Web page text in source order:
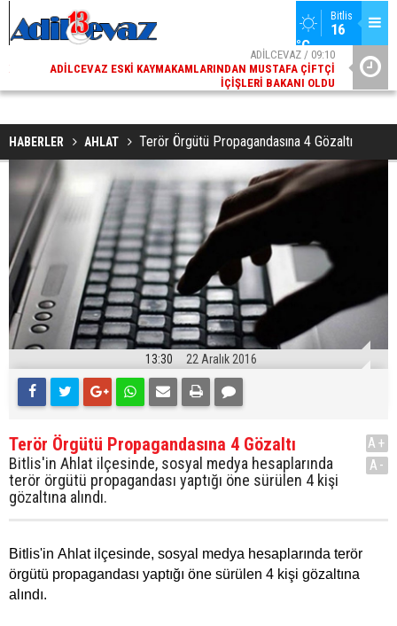
Bitlis
16
°C
ADİLCEVAZ / 09:10
ADILCEVAZ ESKI KAYMAKAMLARINDAN MUSTAFA ÇIFTÇI
İÇIŞLERI BAKANI OLDU
HABERLER AHLAT Terör Örgütü Propagandasına 4 Gözaltı
13:30 22 Aralık 2016
Terör Örgütü Propagandasına 4 Gözaltı
Bitlis'in Ahlat ilçesinde, sosyal medya hesaplarında
terör örgütü propagandası yaptığı öne sürülen 4 kişi
gözaltına alındı.
A+
A-
Bitlis'in Ahlat ilçesinde, sosyal medya hesaplarında terör
örgütü propagandası yaptığı öne sürülen 4 kişi gözaltına
alındı.